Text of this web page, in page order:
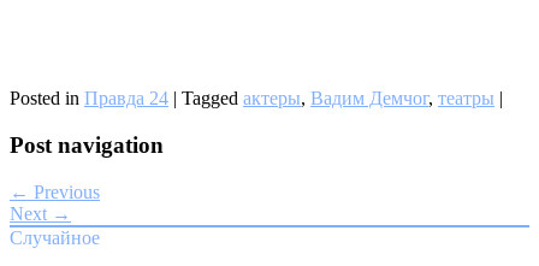
Posted in Правда 24 | Tagged актеры, Вадим Демчог, театры |
Post navigation
← Previous
Next →
Случайное